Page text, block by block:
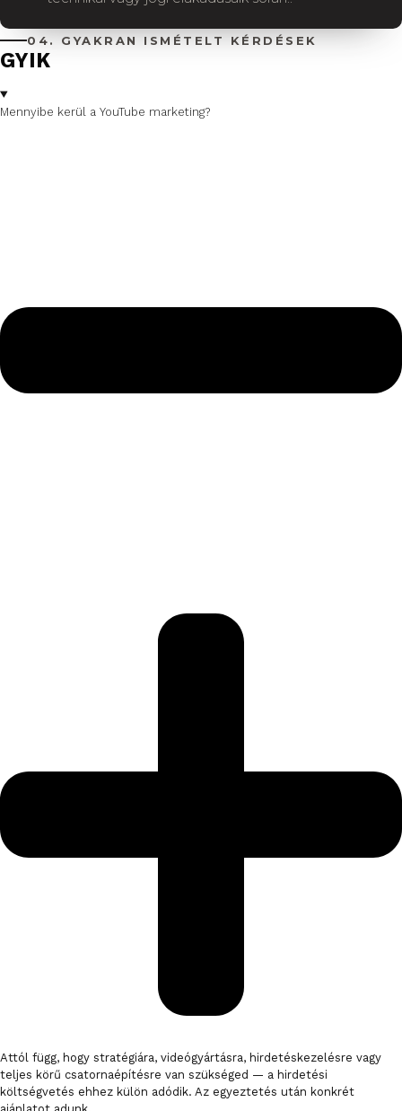
04. GYAKRAN ISMÉTELT KÉRDÉSEK
GYIK
Mennyibe kerül a YouTube marketing?
Attól függ, hogy stratégiára, videógyártásra, hirdetéskezelésre vagy
teljes körű csatornaépítésre van szükséged — a hirdetési
költségvetés ehhez külön adódik. Az egyeztetés után konkrét
ajánlatot adunk.